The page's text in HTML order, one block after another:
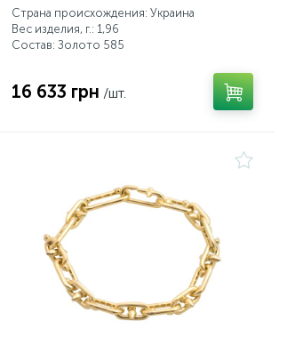
Страна происхождения: Украина
Вес изделия, г.: 1,96
Состав: Золото 585
16 633 грн /шт.